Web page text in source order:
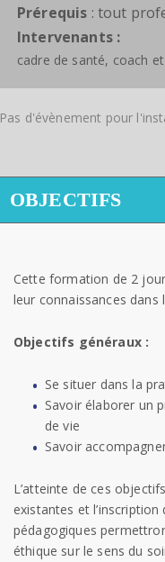
Prérequis : tout
Intervenants :
cadre de santé, coach
Pas d'évènement pour
OBJECTIFS
Cette formation de 2
leur connaissances
Objectifs généraux :
Se situer dans la
Savoir élaborer un
de vie
Savoir
L’atteinte de ces
existantes et
pédagogiques
éthique sur le sens du